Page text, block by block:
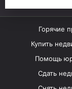
Горячие
Купить
Помощь
Сдать